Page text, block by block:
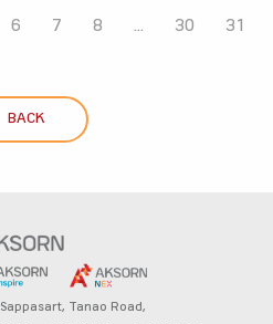
6 7 8 ... 30 31
BACK
Tanao Road,